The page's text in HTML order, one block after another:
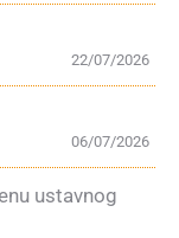
22/07/2026
06/07/2026
ustavnog